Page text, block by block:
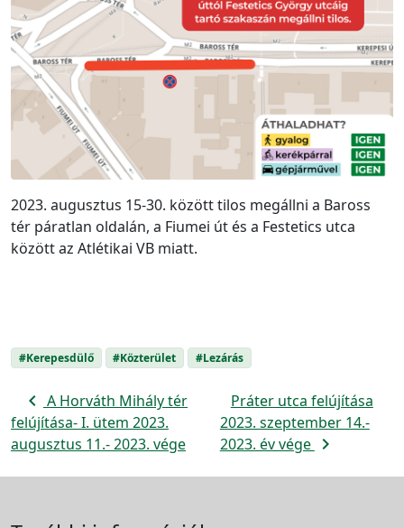
2023. augusztus 15-30. között tilos megállni a Baross
tér páratlan oldalán, a Fiumei út és a Festetics utca
között az Atlétikai VB miatt.
#Kerepesdülő #Közterület #Lezárás
navigate_before A Horváth Mihály tér
felújítása- I. ütem 2023.
augusztus 11.- 2023. vége
Práter utca felújítása
2023. szeptember 14.-
2023. év vége navigate_next